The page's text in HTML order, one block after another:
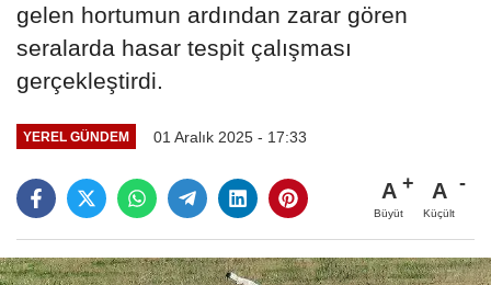
gelen hortumun ardından zarar gören
seralarda hasar tespit çalışması
gerçekleştirdi.
YEREL GÜNDEM 01 Aralık 2025 - 17:33
A
Büyüt
A
Küçült